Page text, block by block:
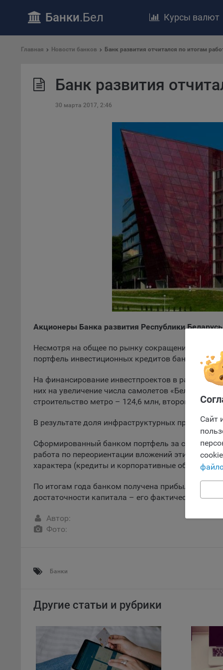
Сайт
На
Банки.Бел Курсы валют
Главная Новости банков ​Банк развития отчитался по итогам
​Банк развития
30 марта 2017, 2:46
Акционеры Банка развития Республики
Несмотря на общее по рынку сокращение
портфель инвестиционных кредитов банка вырос
На финансирование инвестпроектов в рамках
них на увеличение числа самолетов «Белавиа» -
строительство метро – 124,6 млн, второго
В результате доля инфраструктурных проектов
Сформированный банком портфель за счет
работа по переориентации вложений этих денег
характера (кредиты и корпоративные облигации),
По итогам года банком получена прибыль в
достаточности капитала – его фактическое
Автор:
Фото:
Банки
Другие статьи и рубрики